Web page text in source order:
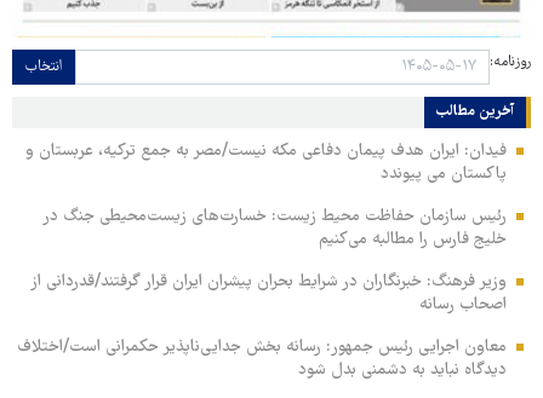
روزنامه: انتخاب
آخرین مطالب
فیدان: ایران هدف پیمان دفاعی مکه نیست/مصر به جمع ترکیه، عربستان و
پاکستان می پیوندد
رئیس سازمان حفاظت محیط زیست: خسارت‌های زیست‌محیطی جنگ در
خلیج فارس را مطالبه‌ می‌کنیم
وزیر فرهنگ: خبرنگاران در شرایط بحران پیشران ایران قرار گرفتند/قدردانی از
اصحاب رسانه
معاون اجرایی رئیس جمهور: رسانه بخش جدایی‌ناپذیر حکمرانی است/اختلاف
دیدگاه نباید به دشمنی بدل شود